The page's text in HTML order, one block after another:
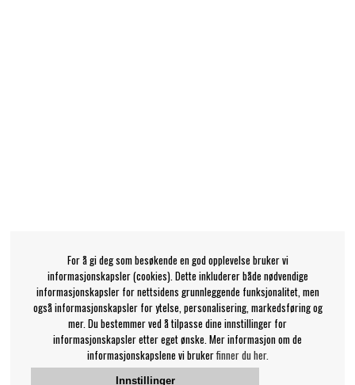
For å gi deg som besøkende en god opplevelse bruker vi
informasjonskapsler (cookies). Dette inkluderer både nødvendige
informasjonskapsler for nettsidens grunnleggende funksjonalitet, men
også informasjonskapsler for ytelse, personalisering, markedsføring og
mer. Du bestemmer ved å tilpasse dine innstillinger for
informasjonskapsler etter eget ønske. Mer informasjon om de
informasjonskapslene vi brukerfinner du her.
Innstillinger